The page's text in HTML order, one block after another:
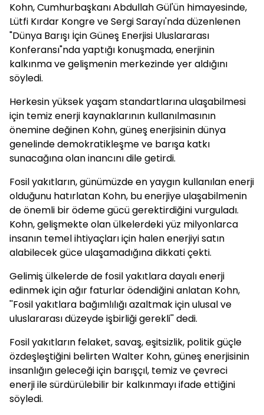
Kohn, Cumhurbaşkanı Abdullah Gül'ün himayesinde,
Lütfi Kırdar Kongre ve Sergi Sarayı'nda düzenlenen
"Dünya Barışı İçin Güneş Enerjisi Uluslararası
Konferansı"nda yaptığı konuşmada, enerjinin
kalkınma ve gelişmenin merkezinde yer aldığını
söyledi.
Herkesin yüksek yaşam standartlarına ulaşabilmesi
için temiz enerji kaynaklarının kullanılmasının
önemine değinen Kohn, güneş enerjisinin dünya
genelinde demokratikleşme ve barışa katkı
sunacağına olan inancını dile getirdi.
Fosil yakıtların, günümüzde en yaygın kullanılan enerji
olduğunu hatırlatan Kohn, bu enerjiye ulaşabilmenin
de önemli bir ödeme gücü gerektirdiğini vurguladı.
Kohn, gelişmekte olan ülkelerdeki yüz milyonlarca
insanın temel ihtiyaçları için halen enerjiyi satın
alabilecek güce ulaşamadığına dikkati çekti.
Gelimiş ülkelerde de fosil yakıtlara dayalı enerji
edinmek için ağır faturlar ödendiğini anlatan Kohn,
''Fosil yakıtlara bağımlılığı azaltmak için ulusal ve
uluslararası düzeyde işbirliği gerekli'' dedi.
Fosil yakıtların felaket, savaş, eşitsizlik, politik güçle
özdeşleştiğini belirten Walter Kohn, güneş enerjisinin
insanlığın geleceği için barışçıl, temiz ve çevreci
enerji ile sürdürülebilir bir kalkınmayı ifade ettiğini
söyledi.